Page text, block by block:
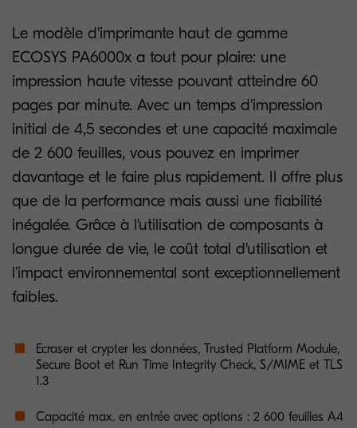
Le modèle d'imprimante haut de gamme
ECOSYS PA6000x a tout pour plaire: une
impression haute vitesse pouvant atteindre 60
pages par minute. Avec un temps d'impression
initial de 4,5 secondes et une capacité maximale
de 2 600 feuilles, vous pouvez en imprimer
davantage et le faire plus rapidement. Il offre plus
que de la performance mais aussi une fiabilité
inégalée. Grâce à l'utilisation de composants à
longue durée de vie, le coût total d'utilisation et
l'impact environnemental sont exceptionnellement
faibles.
Ecraser et crypter les données, Trusted Platform Module,
Secure Boot et Run Time Integrity Check, S/MIME et TLS
1.3
Capacité max. en entrée avec options : 2 600 feuilles A4